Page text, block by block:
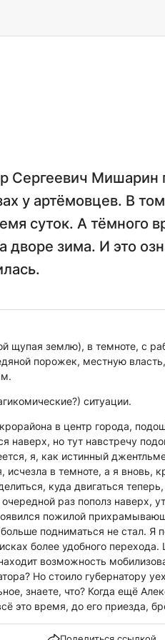
Сергеевич
у артёмовцев. В
суток. А тёмного
зима. И это
землю), в темноте, с
порожек, местную
ситуации.
в центр города,
наверх, но тут навстречу
я, как истинный
в темноте, а я вновь,
куда двигаться
раз пополз наверх,
пожилой
подниматься не стал. Я
более удобного
возможность
Но стоило губернатору
знаете, что? Когда ещё
это время, до его приезда,